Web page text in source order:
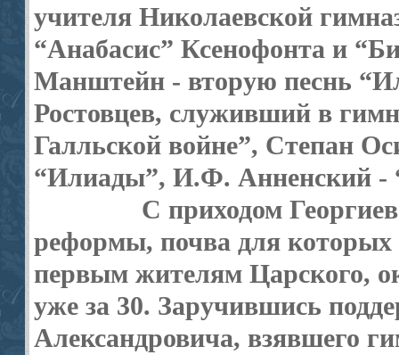
учителя Николаевской
“Анабасис” Ксенофонта и
Манштейн - вторую песнь
Ростовцев, служивший в
Галльской войне”, Степан
“Илиады”, И.Ф. Анненский -
С приходом
реформы, почва для которых
первым жителям Царского,
уже за 30. Заручившись
Александровича, взявшего